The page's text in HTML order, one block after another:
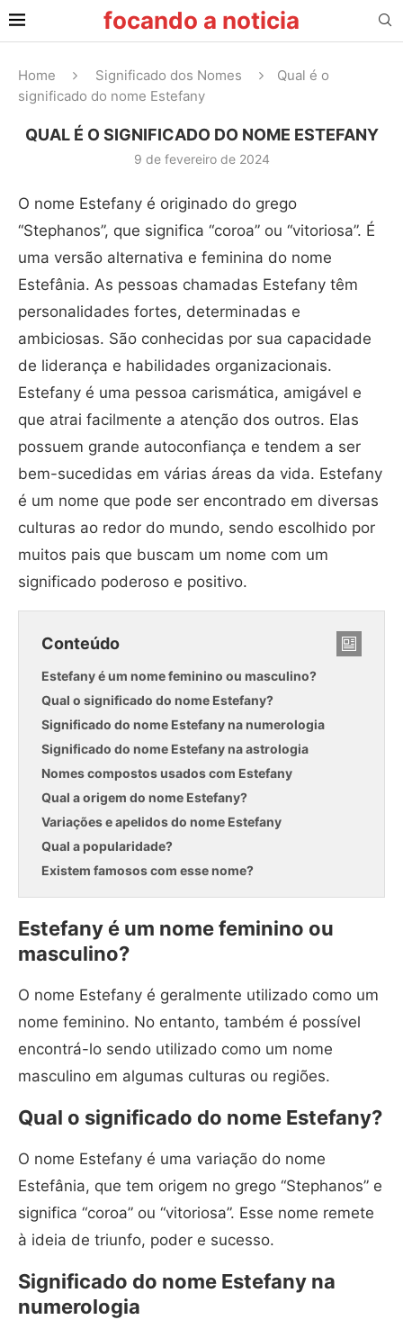
focando a noticia
Home Significado dos Nomes
Qual é o
significado do nome Estefany
QUAL É O SIGNIFICADO DO NOME ESTEFANY
9 de fevereiro de 2024
O nome Estefany é originado do grego
“Stephanos”, que significa “coroa” ou “vitoriosa”. É
uma versão alternativa e feminina do nome
Estefânia. As pessoas chamadas Estefany têm
personalidades fortes, determinadas e
ambiciosas. São conhecidas por sua capacidade
de liderança e habilidades organizacionais.
Estefany é uma pessoa carismática, amigável e
que atrai facilmente a atenção dos outros. Elas
possuem grande autoconfiança e tendem a ser
bem-sucedidas em várias áreas da vida. Estefany
é um nome que pode ser encontrado em diversas
culturas ao redor do mundo, sendo escolhido por
muitos pais que buscam um nome com um
significado poderoso e positivo.
Conteúdo
Estefany é um nome feminino ou masculino?
Qual o significado do nome Estefany?
Significado do nome Estefany na numerologia
Significado do nome Estefany na astrologia
Nomes compostos usados com Estefany
Qual a origem do nome Estefany?
Variações e apelidos do nome Estefany
Qual a popularidade?
Existem famosos com esse nome?
Estefany é um nome feminino ou
masculino?
O nome Estefany é geralmente utilizado como um
nome feminino. No entanto, também é possível
encontrá-lo sendo utilizado como um nome
masculino em algumas culturas ou regiões.
Qual o significado do nome Estefany?
O nome Estefany é uma variação do nome
Estefânia, que tem origem no grego “Stephanos” e
significa “coroa” ou “vitoriosa”. Esse nome remete
à ideia de triunfo, poder e sucesso.
Significado do nome Estefany na
numerologia